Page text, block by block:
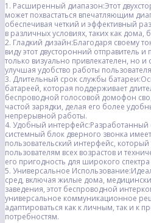
1. Расширенный диапазон:Этот
может похвастаться впечатляющим
обеспечивая четкий и эффективный
в различных условиях, таких как дома,
2. Гладкий дизайн:Благодаря своему
виду этот двусторонний отправитель
только визуально привлекателен, но и
улучшая удобство работы
3. Длительный срок службы
батареей, которая поддерживает
беспроводной голосовой домофон
частой зарядки, делая его более
непрерывной работы.
4. Удобный интерфейс:Разработанный
системный блок дверного звонка
пользовательский интерфейс,
пользователям всех возрастов и
его пригодность для широкого
5. Универсальное
сред, включая жилые дома,
заведения, этот беспроводной
универсальное коммуникационное
адаптироваться как к личным, так и к
потребностям.